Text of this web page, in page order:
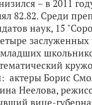
– в 2011
82.82. Среди
наук, 15
заслуженных
актеры Борис
Неелова,
вице-